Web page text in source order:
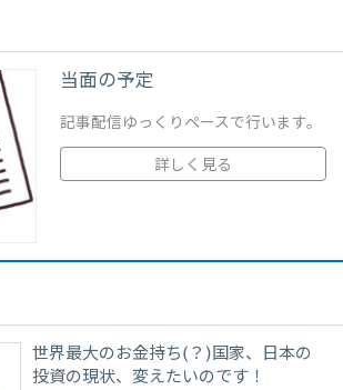
当面の予定
記事配信ゆっくりペースで行います。
詳しく見る
世界最大のお金持ち(？)国家、日本の
投資の現状、変えたいのです！